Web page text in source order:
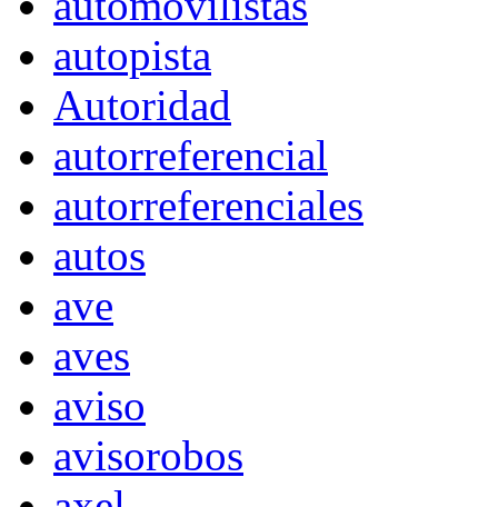
autopista
Autoridad
autorreferencial
autorreferenciales
autos
ave
aves
aviso
avisorobos